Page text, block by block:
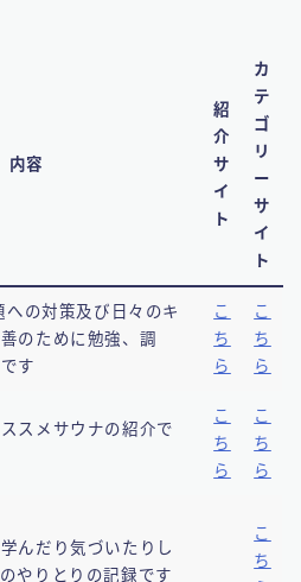
内容
紹
介
サ
イ
ト
カ
テ
ゴ
リ
ー
サ
イ
ト
の対策及び日々のキ
のために勉強、調
す
こ
ち
ら
こ
ち
ら
スメサウナの紹介で
こ
ち
ら
こ
ち
ら
んだり気づいたりし
やりとりの記録です
こ
ち